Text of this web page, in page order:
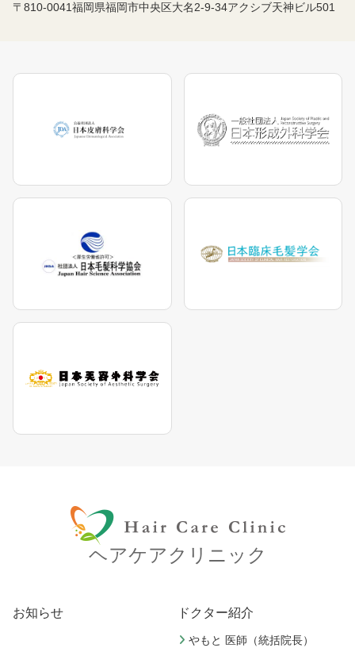
〒810-0041福岡県福岡市中央区大名2-9-34アクシブ天神ビル501
ヘアケアクリニック
お知らせ ドクター紹介
やもと 医師（統括院長）